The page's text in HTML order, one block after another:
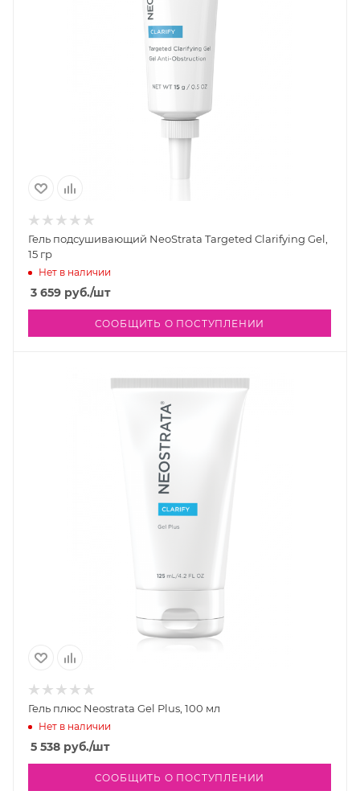
Гель подсушивающий NeoStrata Targeted Clarifying Gel,
15 гр
Нет в наличии
3 659 руб./шт
СООБЩИТЬ О ПОСТУПЛЕНИИ
Гель плюс Neostrata Gel Plus, 100 мл
Нет в наличии
5 538 руб./шт
СООБЩИТЬ О ПОСТУПЛЕНИИ